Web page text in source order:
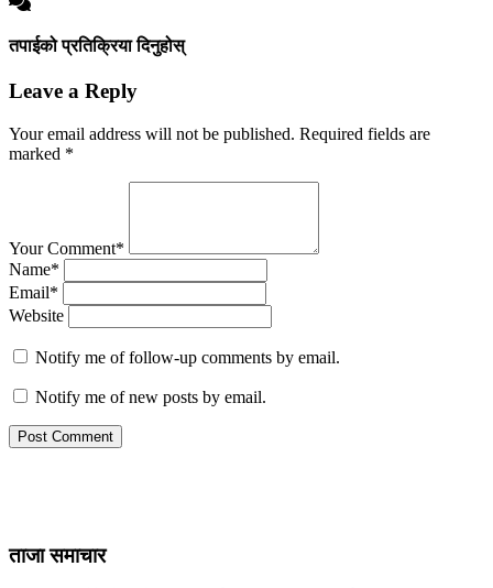
तपाईको प्रतिक्रिया दिनुहोस्
Leave a Reply
Your email address will not be published. Required fields are
marked *
Your Comment*
Name*
Email*
Website
Notify me of follow-up comments by email.
Notify me of new posts by email.
ताजा समाचार